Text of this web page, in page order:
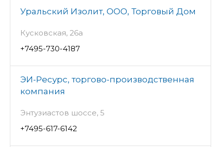
Уральский Изолит, ООО, Торговый Дом
Кусковская, 26а
+7495-730-4187
ЭИ-Ресурс, торгово-производственная
компания
Энтузиастов шоссе, 5
+7495-617-6142